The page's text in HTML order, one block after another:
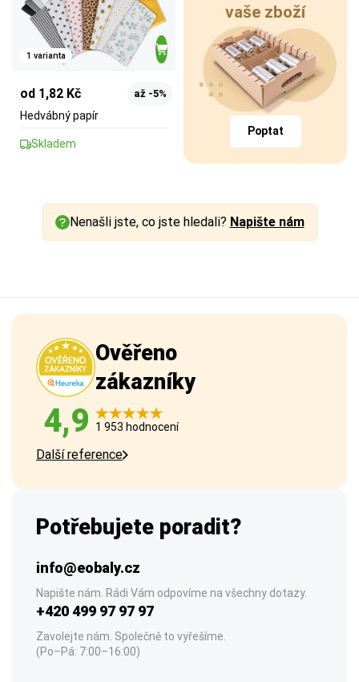
1 varianta
od 1,82 Kč až -5%
Hedvábný papír
Skladem
vaše zboží
Poptat
Nenašli jste, co jste hledali? Napište nám
Ověřeno
zákazníky
4,9 1 953 hodnocení
Další reference
Potřebujete poradit?
info@eobaly.cz
Napište nám. Rádi Vám odpovíme na všechny dotazy.
+420 499 97 97 97
Zavolejte nám. Společně to vyřešíme.
(Po–Pá: 7:00–16:00)